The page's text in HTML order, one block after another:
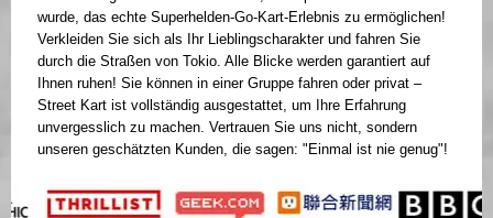
wurde, das echte Superhelden-Go-Kart-Erlebnis zu ermöglichen!
Verkleiden Sie sich als Ihr Lieblingscharakter und fahren Sie
durch die Straßen von Tokio. Alle Blicke werden garantiert auf
Ihnen ruhen! Sie können in einer Gruppe fahren oder privat –
Street Kart ist vollständig ausgestattet, um Ihre Erfahrung
unvergesslich zu machen. Vertrauen Sie uns nicht, sondern
unseren geschätzten Kunden, die sagen: "Einmal ist nie genug"!